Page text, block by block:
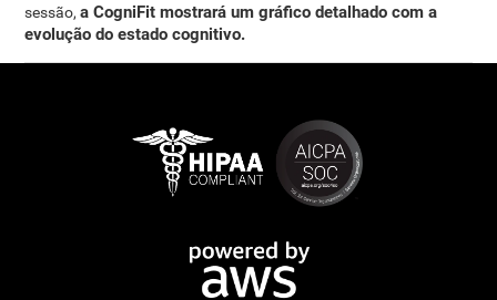
sessão,a CogniFit mostrará um gráfico detalhado com a
evolução do estado cognitivo.